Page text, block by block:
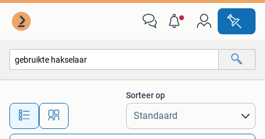
Alle afstanden…
Sorteer op